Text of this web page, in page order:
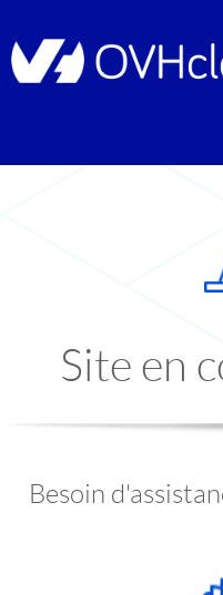
Site en
Besoin